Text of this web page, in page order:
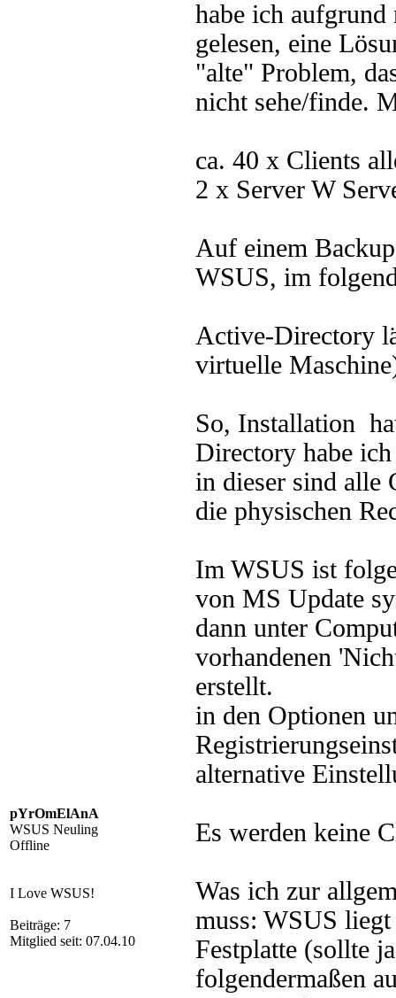
pYrOmElAnA
WSUS Neuling
Offline
I Love WSUS!
Beiträge: 7
Mitglied seit: 07.04.10
habe ich aufgrund
gelesen, eine
"alte" Problem,
nicht sehe/finde.
ca. 40 x Clients
2 x Server W
Auf einem
WSUS, im
Active-Directory
virtuelle
So, Installation
Directory habe
in dieser sind alle
die physischen
Im WSUS ist
von MS Update
dann unter
vorhandenen
erstellt.
in den Optionen
alternative
Es werden keine
Was ich zur
muss: WSUS
Festplatte (sollte
folgendermaßen